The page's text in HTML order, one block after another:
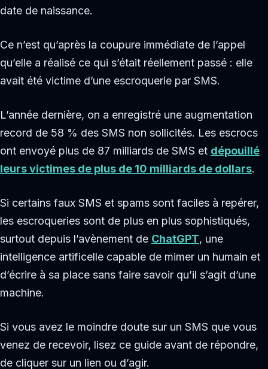
date de naissance.
Ce n’est qu’après la coupure immédiate de l’appel
qu’elle a réalisé ce qui s’était réellement passé : elle
avait été victime d’une escroquerie par SMS.
L’année dernière, on a enregistré une augmentation
record de 58 % des SMS non sollicités. Les escrocs
ont envoyé plus de 87 milliards de SMS et dépouillé
leurs victimes de plus de 10 milliards de dollars.
Si certains faux SMS et spams sont faciles à repérer,
les escroqueries sont de plus en plus sophistiqués,
surtout depuis l’avènement de ChatGPT, une
intelligence artificelle capable de mimer un humain et
d’écrire à sa place sans faire savoir qu’il s’agit d’une
machine.
Si vous avez le moindre doute sur un SMS que vous
venez de recevoir, lisez ce guide avant de répondre,
de cliquer sur un lien ou d’agir.